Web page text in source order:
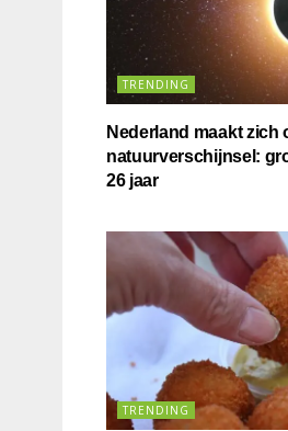
TRENDING
Nederland maakt zich
natuurverschijnsel:
26 jaar
TRENDING